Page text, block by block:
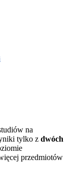
na
tylko z dwóch
przedmiotów